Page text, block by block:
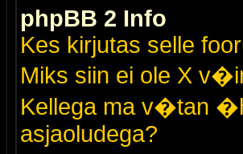
phpBB 2 Info
Kes kirjutas selle
Miks siin ei ole X
Kellega ma v�tan
asjaoludega?